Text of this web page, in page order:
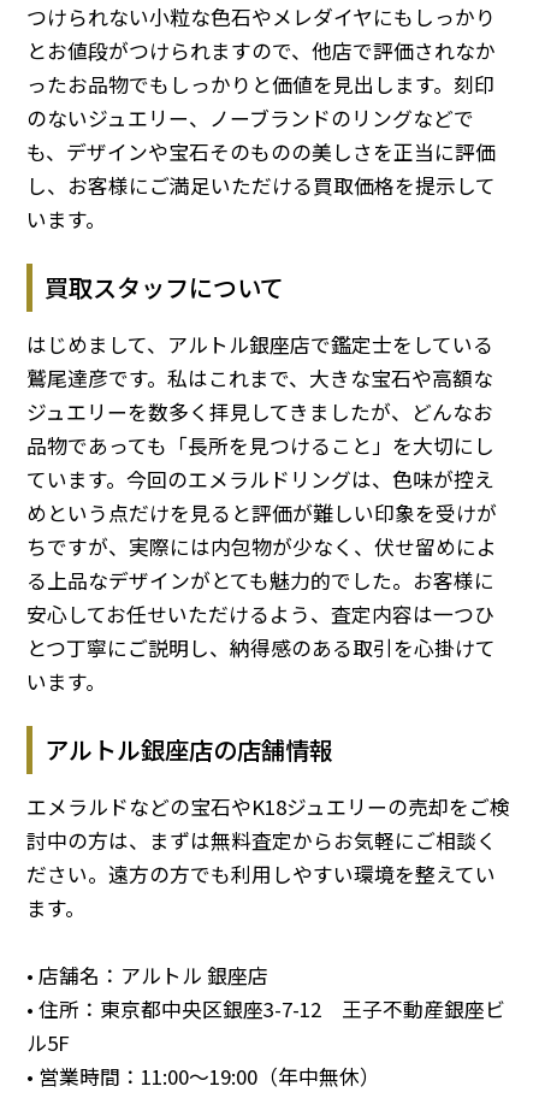
つけられない小粒な色石やメレダイヤにもしっかり
とお値段がつけられますので、他店で評価されなか
ったお品物でもしっかりと価値を見出します。刻印
のないジュエリー、ノーブランドのリングなどで
も、デザインや宝石そのものの美しさを正当に評価
し、お客様にご満足いただける買取価格を提示して
います。
買取スタッフについて
はじめまして、アルトル銀座店で鑑定士をしている
鷲尾達彦です。私はこれまで、大きな宝石や高額な
ジュエリーを数多く拝見してきましたが、どんなお
品物であっても「長所を見つけること」を大切にし
ています。今回のエメラルドリングは、色味が控え
めという点だけを見ると評価が難しい印象を受けが
ちですが、実際には内包物が少なく、伏せ留めによ
る上品なデザインがとても魅力的でした。お客様に
安心してお任せいただけるよう、査定内容は一つひ
とつ丁寧にご説明し、納得感のある取引を心掛けて
います。
アルトル銀座店の店舗情報
エメラルドなどの宝石やK18ジュエリーの売却をご検
討中の方は、まずは無料査定からお気軽にご相談く
ださい。遠方の方でも利用しやすい環境を整えてい
ます。
• 店舗名：アルトル 銀座店
• 住所：東京都中央区銀座3-7-12 王子不動産銀座ビ
ル5F
• 営業時間：11:00～19:00（年中無休）